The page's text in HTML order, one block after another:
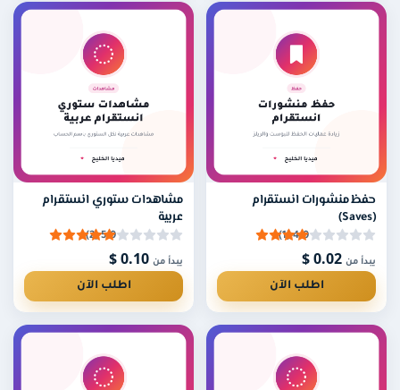
حفظ منشورات انستقرام
(Saves)
4.0 (1)
يبدأ من
اطلب الآن
مشاهدات ستوري انستقرام
عربية
5.0 (2)
يبدأ من
اطلب الآن